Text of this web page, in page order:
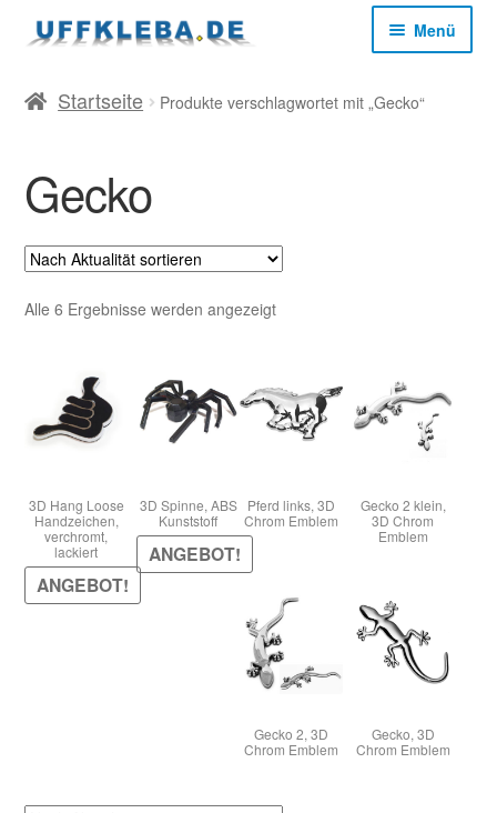
Zur
Navigation
Zum
Inhalt
Menü
Start
Mein Konto
Versandkosten
Warenkorb
Startseite Produkte verschlagwortet mit „Gecko“
Gecko
Alle 6 Ergebnisse werden angezeigtNach
3D Hang Loose
Handzeichen,
verchromt,
lackiert
ANGEBOT!
3D Spinne, ABS
Kunststoff
ANGEBOT!
Pferd links, 3D
Chrom Emblem
Gecko 2 klein,
3D Chrom
Emblem
Gecko 2, 3D
Chrom Emblem
Gecko, 3D
Chrom Emblem